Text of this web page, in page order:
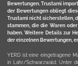
Bewertungen. Trustami
der Bewertungen obliegt
Trustami nicht sicherstellen,
stammen, die die Waren
haben. Weitere Details zur
der einzelnen Bewertungen,
YERD ist eine eingetragene
in Lahr/Schwarzwald. Unter